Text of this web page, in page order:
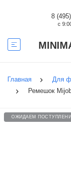
8
с
Главная
Для
Ремешок
ОЖИДАЕМ